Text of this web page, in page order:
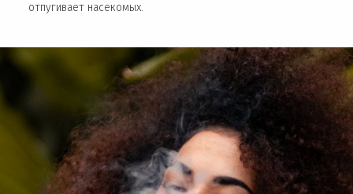
отпугивает насекомых.